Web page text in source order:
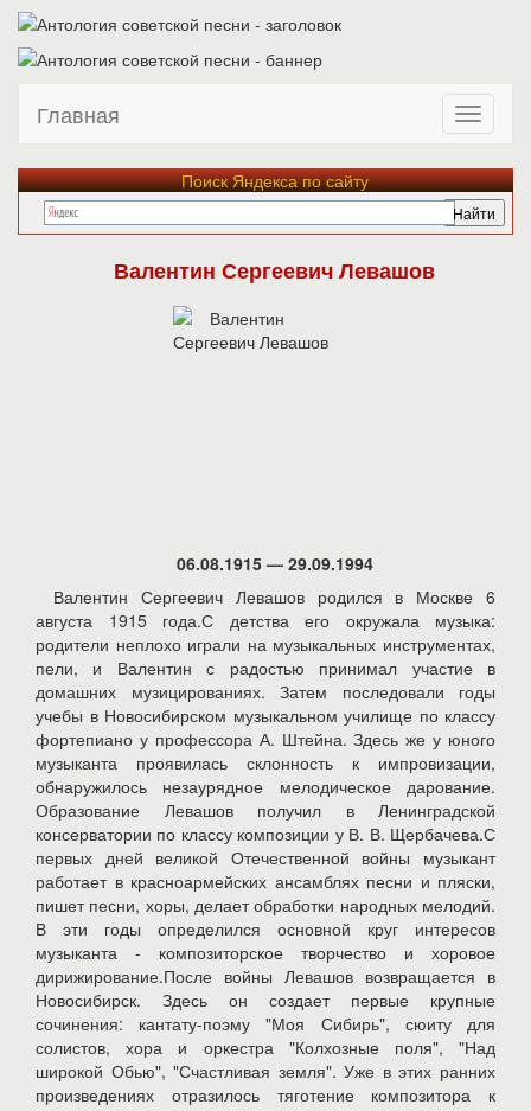
Главная
Поиск Яндекса по сайту
Валентин Сергеевич Левашов
06.08.1915 — 29.09.1994
Валентин Сергеевич Левашов родился в Москве 6
августа 1915 года.С детства его окружала музыка:
родители неплохо играли на музыкальных инструментах,
пели, и Валентин с радостью принимал участие в
домашних музицированиях. Затем последовали годы
учебы в Новосибирском музыкальном училище по классу
фортепиано у профессора А. Штейна. Здесь же у юного
музыканта проявилась склонность к импровизации,
обнаружилось незаурядное мелодическое дарование.
Образование Левашов получил в Ленинградской
консерватории по классу композиции у В. В. Щербачева.С
первых дней великой Отечественной войны музыкант
работает в красноармейских ансамблях песни и пляски,
пишет песни, хоры, делает обработки народных мелодий.
В эти годы определился основной круг интересов
музыканта - композиторское творчество и хоровое
дирижирование.После войны Левашов возвращается в
Новосибирск. Здесь он создает первые крупные
сочинения: кантату-поэму "Моя Сибирь", сюиту для
солистов, хора и оркестра "Колхозные поля", "Над
широкой Обью", "Счастливая земля". Уже в этих ранних
произведениях отразилось тяготение композитора к